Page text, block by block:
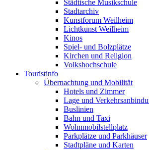
Städtische Musikschule
Stadtarchiv
Kunstforum Weilheim
Lichtkunst Weilheim
Kinos
Spiel- und Bolzplätze
Kirchen und Religion
Volkshochschule
Touristinfo
Übernachtung und Mobilität
Hotels und Zimmer
Lage und
Buslinien
Bahn und Taxi
Wohnmobilstellplatz
Parkplätze und Parkhäuser
Stadtpläne und Karten